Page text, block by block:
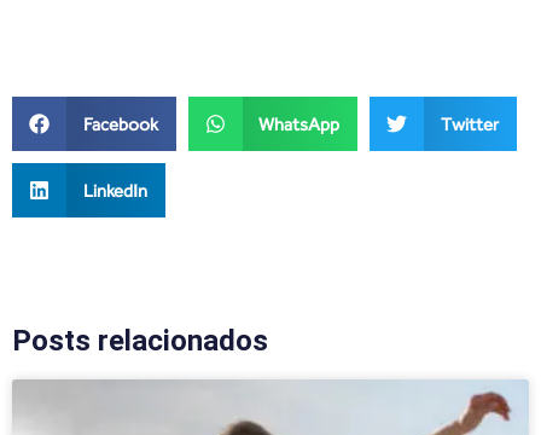
Facebook WhatsApp Twitter
LinkedIn
Posts relacionados